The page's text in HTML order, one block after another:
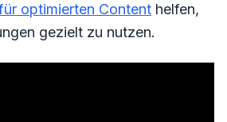
optimierten Content helfen,
gezielt zu nutzen.